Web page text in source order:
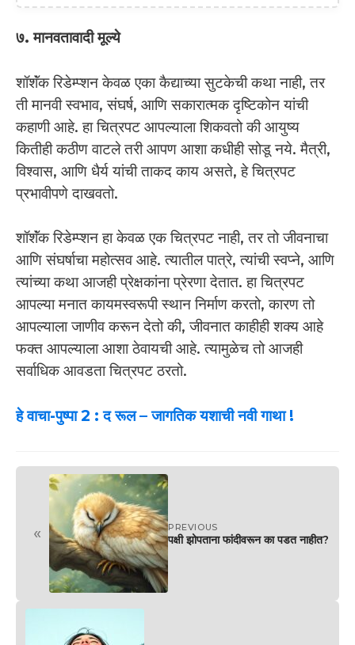
७. मानवतावादी मूल्ये
शॉशॅंक रिडेम्प्शन केवळ एका कैद्याच्या सुटकेची कथा नाही, तर
ती मानवी स्वभाव, संघर्ष, आणि सकारात्मक दृष्टिकोन यांची
कहाणी आहे. हा चित्रपट आपल्याला शिकवतो की आयुष्य
कितीही कठीण वाटले तरी आपण आशा कधीही सोडू नये. मैत्री,
विश्वास, आणि धैर्य यांची ताकद काय असते, हे चित्रपट
प्रभावीपणे दाखवतो.
शॉशॅंक रिडेम्प्शन हा केवळ एक चित्रपट नाही, तर तो जीवनाचा
आणि संघर्षाचा महोत्सव आहे. त्यातील पात्रे, त्यांची स्वप्ने, आणि
त्यांच्या कथा आजही प्रेक्षकांना प्रेरणा देतात. हा चित्रपट
आपल्या मनात कायमस्वरूपी स्थान निर्माण करतो, कारण तो
आपल्याला जाणीव करून देतो की, जीवनात काहीही शक्य आहे
फक्त आपल्याला आशा ठेवायची आहे. त्यामुळेच तो आजही
सर्वाधिक आवडता चित्रपट ठरतो.
हे वाचा-पुष्पा 2 : द रूल – जागतिक यशाची नवी गाथा !
« PREVIOUS
पक्षी झोपताना फांदीवरून का पडत नाहीत?